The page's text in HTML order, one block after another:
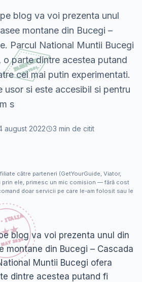
blog va voi prezenta unul
montane din Bucegi –
Parcul National Muntii Bucegi
o parte dintre acestea putand
cei mai putin experimentati.
usor si este accesibil si pentru
s
august 2022 3 min de citit
către parteneri (GetYourGuide, Viator,
prin ele, primesc un mic comision — fără cost
doar servicii pe care le-am folosit sau le
blog va voi prezenta unul din
montane din Bucegi – Cascada
Muntii Bucegi ofera
dintre acestea putand fi